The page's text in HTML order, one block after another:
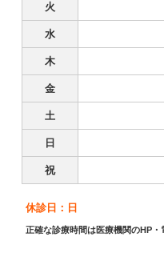
火
水
木
金
土
日
祝
休診日：日
正確な診療時間は医療機関のHP